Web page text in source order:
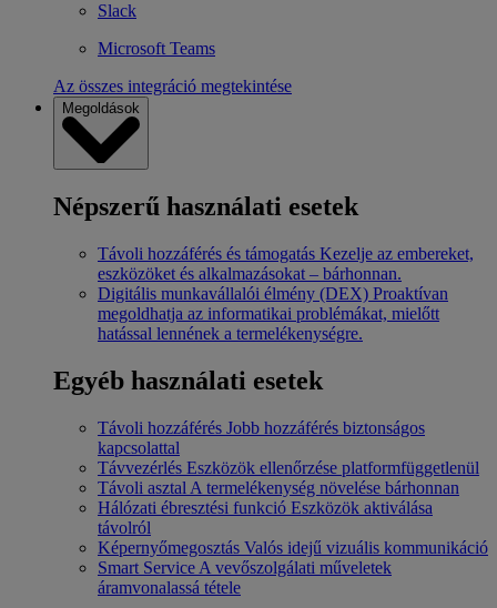
Slack
Microsoft Teams
Az összes integráció megtekintése
Megoldások
Népszerű használati esetek
Távoli hozzáférés és támogatás Kezelje az embereket,
eszközöket és alkalmazásokat – bárhonnan.
Digitális munkavállalói élmény (DEX) Proaktívan
megoldhatja az informatikai problémákat, mielőtt
hatással lennének a termelékenységre.
Egyéb használati esetek
Távoli hozzáférés Jobb hozzáférés biztonságos
kapcsolattal
Távvezérlés Eszközök ellenőrzése platformfüggetlenül
Távoli asztal A termelékenység növelése bárhonnan
Hálózati ébresztési funkció Eszközök aktiválása
távolról
Képernyőmegosztás Valós idejű vizuális kommunikáció
Smart Service A vevőszolgálati műveletek
áramvonalassá tétele